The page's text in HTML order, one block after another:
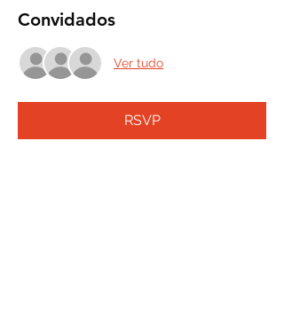
Convidados
Ver tudo
RSVP